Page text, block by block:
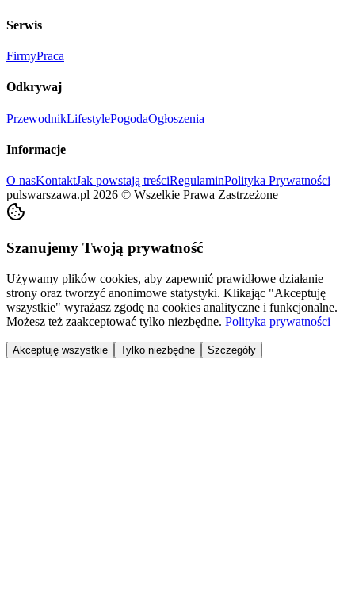
Serwis
FirmyPraca
Odkrywaj
PrzewodnikLifestylePogodaOgłoszenia
Informacje
O nasKontaktJak powstają treściRegulaminPolityka Prywatności
pulswarszawa.pl 2026 © Wszelkie Prawa Zastrzeżone
Szanujemy Twoją prywatność
Używamy plików cookies, aby zapewnić prawidłowe działanie
strony oraz tworzyć anonimowe statystyki. Klikając "Akceptuję
wszystkie" wyrażasz zgodę na cookies analityczne i funkcjonalne.
Możesz też zaakceptować tylko niezbędne. Polityka prywatności
Akceptuję wszystkie Tylko niezbędne Szczegóły